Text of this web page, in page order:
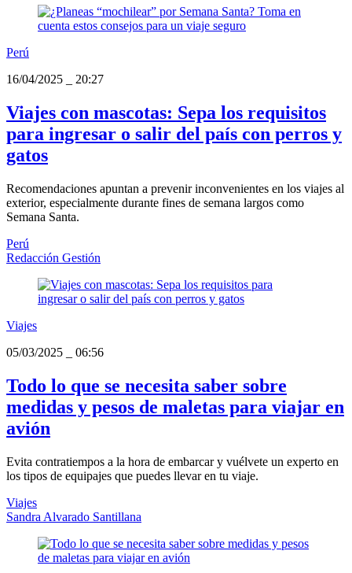
Perú
16/04/2025
20:27
Viajes con mascotas: Sepa los requisitos
para ingresar o salir del país con perros y
gatos
Recomendaciones apuntan a prevenir inconvenientes en los viajes al
exterior, especialmente durante fines de semana largos como
Semana Santa.
Perú
Redacción Gestión
Viajes
05/03/2025
06:56
Todo lo que se necesita saber sobre
medidas y pesos de maletas para viajar en
avión
Evita contratiempos a la hora de embarcar y vuélvete un experto en
los tipos de equipajes que puedes llevar en tu viaje.
Viajes
Sandra Alvarado Santillana